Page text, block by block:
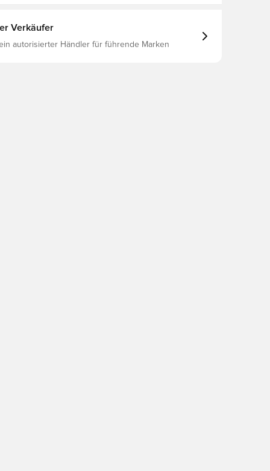
Verkäufer
autorisierter Händler für führende Marken